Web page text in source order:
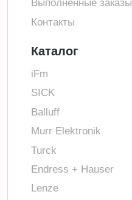
Выполненные заказы
Контакты
Каталог
iFm
SICK
Balluff
Murr Elektronik
Turck
Endress + Hauser
Lenze